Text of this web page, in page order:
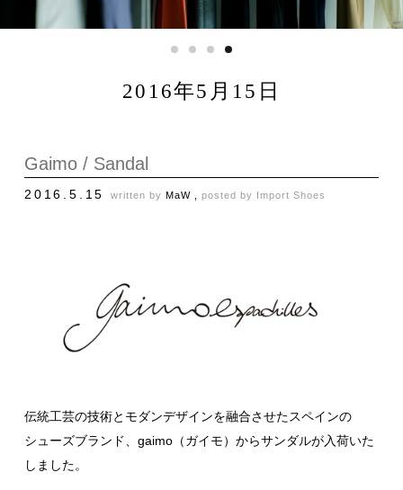
2016年5月15日
Gaimo / Sandal
2016.5.15 written by MaW , posted by Import Shoes
伝統工芸の技術とモダンデザインを融合させたスペインの
シューズブランド、gaimo（ガイモ）からサンダルが入荷いた
しました。